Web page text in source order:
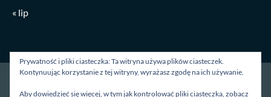
« lip
Strona główna O mnie Blog Kontakt
Prywatność i pliki ciasteczka: Ta witryna używa plików ciasteczek.
Kontynuując korzystanie z tej witryny, wyrażasz zgodę na ich używanie.
Aby dowiedzieć się więcej, w tym jak kontrolować pliki ciasteczka, zobacz